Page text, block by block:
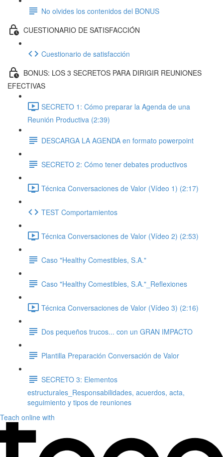
No olvides los contenidos del BONUS
CUESTIONARIO DE SATISFACCIÓN
Cuestionario de satisfacción
BONUS: LOS 3 SECRETOS PARA DIRIGIR REUNIONES
EFECTIVAS
SECRETO 1: Cómo preparar la Agenda de una
Reunión Productiva (2:39)
DESCARGA LA AGENDA en formato powerpoint
SECRETO 2: Cómo tener debates productivos
Técnica Conversaciones de Valor (Vídeo 1) (2:17)
TEST Comportamientos
Técnica Conversaciones de Valor (Vídeo 2) (2:53)
Caso "Healthy Comestibles, S.A."
Caso "Healthy Comestibles, S.A."_Reflexiones
Técnica Conversaciones de Valor (Vídeo 3) (2:16)
Dos pequeños trucos... con un GRAN IMPACTO
Plantilla Preparación Conversación de Valor
SECRETO 3: Elementos
estructurales_Responsabilidades, acuerdos, acta,
seguimiento y tipos de reuniones
Teach online with